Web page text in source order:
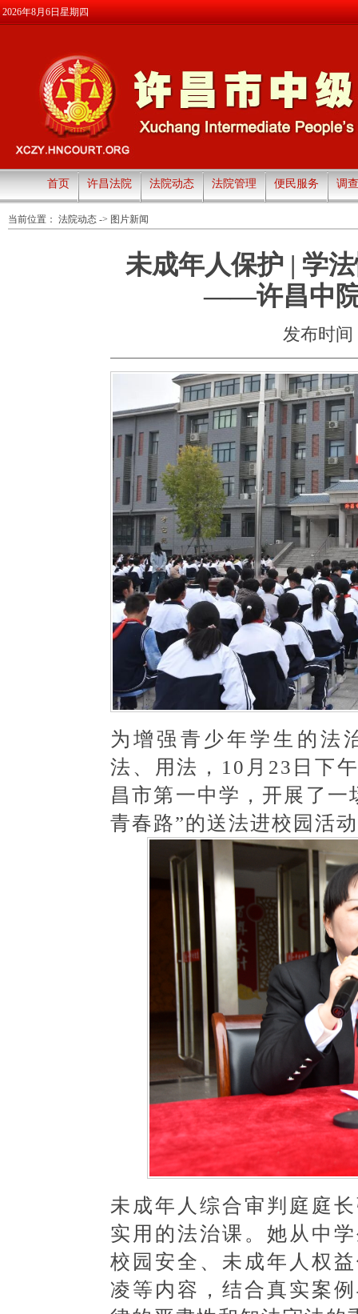
2026年8月6日星期四
首页 许昌法院 法院动态 法院管理 便民服务 调
当前位置： 法院动态 -> 图片新闻
未成年人保护 | 学
——许昌中院
发布时间
为增强青少年学生的法
法、用法，10月23日下
昌市第一中学，开展了
青春路”的送法进校园活
未成年人综合审判庭庭
实用的法治课。她从中
校园安全、未成年人权
凌等内容，结合真实案